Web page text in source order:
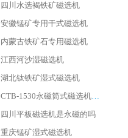
四川水选褐铁矿磁选机
安徽锰矿专用干式磁选机
内蒙古铁矿石专用磁选机
江西河沙湿磁选机
湖北钛铁矿湿式磁选机
CTB-1530永磁筒式磁选机代理商
四川平板磁选机是永磁的吗
重庆锰矿湿式磁选机